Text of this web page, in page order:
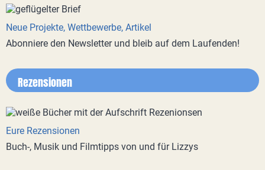
Neue Projekte, Wettbewerbe, Artikel
Abonniere den Newsletter und bleib auf dem Laufenden!
Rezensionen
Eure Rezensionen
Buch-, Musik und Filmtipps von und für Lizzys